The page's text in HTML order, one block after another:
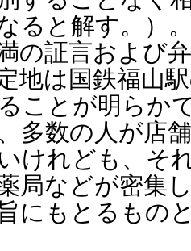
ると解す。）
の証言および
地は国鉄福山
ことが明らか
多数の人が店
けれども、そ
局などが密集
にもとるもの